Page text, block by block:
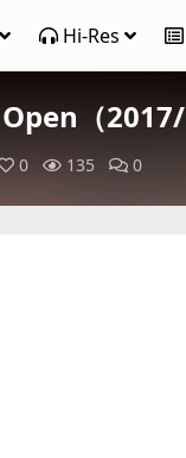
Hi-Res
（2017/
0 135 0